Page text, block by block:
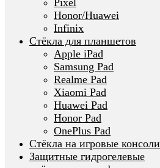
Pixel
Honor/Huawei
Infinix
Стёкла для планшетов
Apple iPad
Samsung Pad
Realme Pad
Xiaomi Pad
Huawei Pad
Honor Pad
OnePlus Pad
Стёкла на игровые консоли
Защитные гидрогелевые